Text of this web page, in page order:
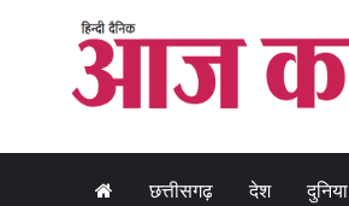
छत्तीसगढ़ देश दुनिया